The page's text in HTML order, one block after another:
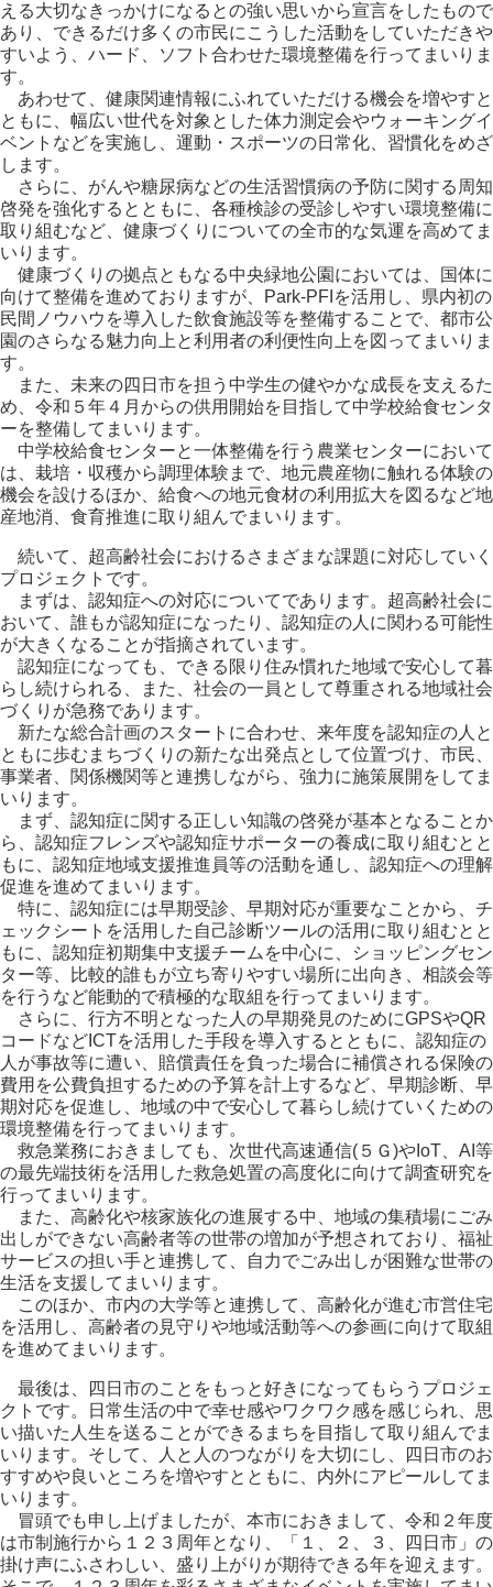
える大切なきっかけになるとの強い思いから宣言をしたもので
あり、できるだけ多くの市民にこうした活動をしていただきや
すいよう、ハード、ソフト合わせた環境整備を行ってまいりま
す。
あわせて、健康関連情報にふれていただける機会を増やすと
ともに、幅広い世代を対象とした体力測定会やウォーキングイ
ベントなどを実施し、運動・スポーツの日常化、習慣化をめざ
します。
さらに、がんや糖尿病などの生活習慣病の予防に関する周知
啓発を強化するとともに、各種検診の受診しやすい環境整備に
取り組むなど、健康づくりについての全市的な気運を高めてま
いります。
健康づくりの拠点ともなる中央緑地公園においては、国体に
向けて整備を進めておりますが、Park-PFIを活用し、県内初の
民間ノウハウを導入した飲食施設等を整備することで、都市公
園のさらなる魅力向上と利用者の利便性向上を図ってまいりま
す。
また、未来の四日市を担う中学生の健やかな成長を支えるた
め、令和５年４月からの供用開始を目指して中学校給食センタ
ーを整備してまいります。
中学校給食センターと一体整備を行う農業センターにおいて
は、栽培・収穫から調理体験まで、地元農産物に触れる体験の
機会を設けるほか、給食への地元食材の利用拡大を図るなど地
産地消、食育推進に取り組んでまいります。
続いて、超高齢社会におけるさまざまな課題に対応していく
プロジェクトです。
まずは、認知症への対応についてであります。超高齢社会に
おいて、誰もが認知症になったり、認知症の人に関わる可能性
が大きくなることが指摘されています。
認知症になっても、できる限り住み慣れた地域で安心して暮
らし続けられる、また、社会の一員として尊重される地域社会
づくりが急務であります。
新たな総合計画のスタートに合わせ、来年度を認知症の人と
ともに歩むまちづくりの新たな出発点として位置づけ、市民、
事業者、関係機関等と連携しながら、強力に施策展開をしてま
いります。
まず、認知症に関する正しい知識の啓発が基本となることか
ら、認知症フレンズや認知症サポーターの養成に取り組むとと
もに、認知症地域支援推進員等の活動を通し、認知症への理解
促進を進めてまいります。
特に、認知症には早期受診、早期対応が重要なことから、チ
ェックシートを活用した自己診断ツールの活用に取り組むとと
もに、認知症初期集中支援チームを中心に、ショッピングセン
ター等、比較的誰もが立ち寄りやすい場所に出向き、相談会等
を行うなど能動的で積極的な取組を行ってまいります。
さらに、行方不明となった人の早期発見のためにGPSやQR
コードなどICTを活用した手段を導入するとともに、認知症の
人が事故等に遭い、賠償責任を負った場合に補償される保険の
費用を公費負担するための予算を計上するなど、早期診断、早
期対応を促進し、地域の中で安心して暮らし続けていくための
環境整備を行ってまいります。
救急業務におきましても、次世代高速通信(５Ｇ)やIoT、AI等
の最先端技術を活用した救急処置の高度化に向けて調査研究を
行ってまいります。
また、高齢化や核家族化の進展する中、地域の集積場にごみ
出しができない高齢者等の世帯の増加が予想されており、福祉
サービスの担い手と連携して、自力でごみ出しが困難な世帯の
生活を支援してまいります。
このほか、市内の大学等と連携して、高齢化が進む市営住宅
を活用し、高齢者の見守りや地域活動等への参画に向けて取組
を進めてまいります。
最後は、四日市のことをもっと好きになってもらうプロジェ
クトです。日常生活の中で幸せ感やワクワク感を感じられ、思
い描いた人生を送ることができるまちを目指して取り組んでま
いります。そして、人と人のつながりを大切にし、四日市のお
すすめや良いところを増やすとともに、内外にアピールしてま
いります。
冒頭でも申し上げましたが、本市におきまして、令和２年度
は市制施行から１２３周年となり、「１、２、３、四日市」の
掛け声にふさわしい、盛り上がりが期待できる年を迎えます。